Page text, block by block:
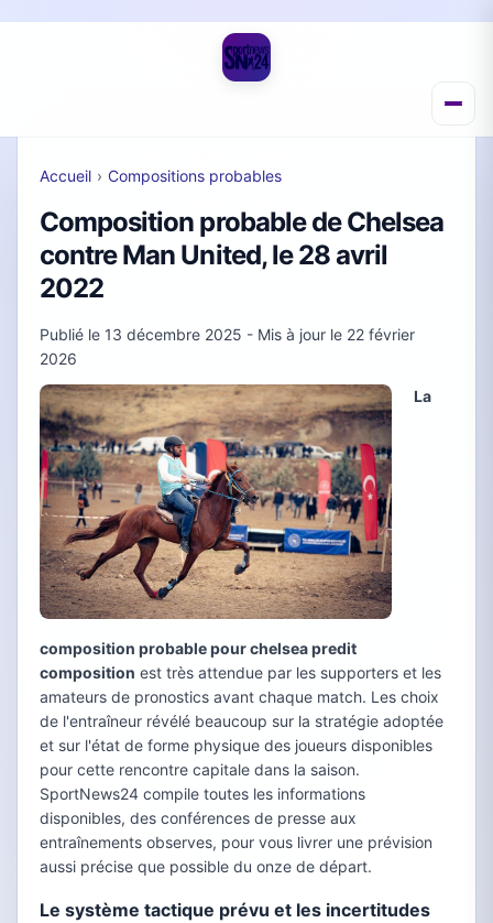
Accueil › Compositions probables
Composition probable de Chelsea
contre Man United, le 28 avril
2022
Publié le 13 décembre 2025 - Mis à jour le 22 février
2026
La
composition probable pour chelsea predit
composition est très attendue par les supporters et les
amateurs de pronostics avant chaque match. Les choix
de l'entraîneur révélé beaucoup sur la stratégie adoptée
et sur l'état de forme physique des joueurs disponibles
pour cette rencontre capitale dans la saison.
SportNews24 compile toutes les informations
disponibles, des conférences de presse aux
entraînements observes, pour vous livrer une prévision
aussi précise que possible du onze de départ.
Le système tactique prévu et les incertitudes